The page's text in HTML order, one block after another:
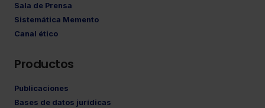
Sala de Prensa
Sistemática Memento
Canal ético
Productos
Publicaciones
Bases de datos jurídicas